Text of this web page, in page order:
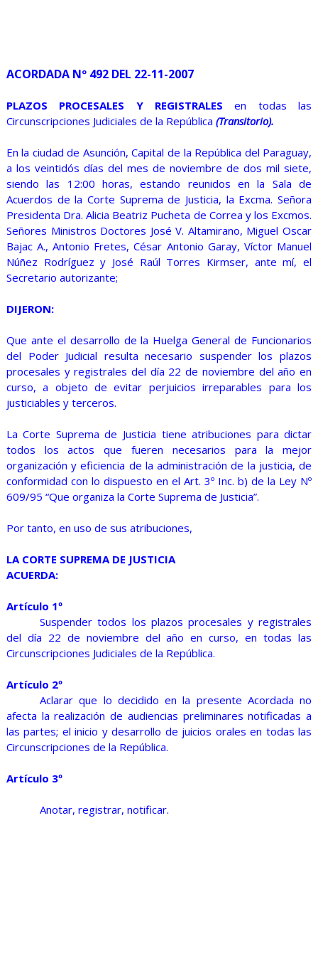
ACORDADA Nº 492 DEL 22-11-2007
PLAZOS PROCESALES Y REGISTRALES en todas las
Circunscripciones Judiciales de la República (Transitorio).
En la ciudad de Asunción, Capital de la República del Paraguay,
a los veintidós días del mes de noviembre de dos mil siete,
siendo las 12:00 horas, estando reunidos en la Sala de
Acuerdos de la Corte Suprema de Justicia, la Excma. Señora
Presidenta Dra. Alicia Beatriz Pucheta de Correa y los Excmos.
Señores Ministros Doctores José V. Altamirano, Miguel Oscar
Bajac A., Antonio Fretes, César Antonio Garay, Víctor Manuel
Núñez Rodríguez y José Raúl Torres Kirmser, ante mí, el
Secretario autorizante;
DIJERON:
Que ante el desarrollo de la Huelga General de Funcionarios
del Poder Judicial resulta necesario suspender los plazos
procesales y registrales del día 22 de noviembre del año en
curso, a objeto de evitar perjuicios irreparables para los
justiciables y terceros.
La Corte Suprema de Justicia tiene atribuciones para dictar
todos los actos que fueren necesarios para la mejor
organización y eficiencia de la administración de la justicia, de
conformidad con lo dispuesto en el Art. 3º Inc. b) de la Ley Nº
609/95 “Que organiza la Corte Suprema de Justicia”.
Por tanto, en uso de sus atribuciones,
LA CORTE SUPREMA DE JUSTICIA
ACUERDA:
Artículo 1º
Suspender todos los plazos procesales y registrales
del día 22 de noviembre del año en curso, en todas las
Circunscripciones Judiciales de la República.
Artículo 2º
Aclarar que lo decidido en la presente Acordada no
afecta la realización de audiencias preliminares notificadas a
las partes; el inicio y desarrollo de juicios orales en todas las
Circunscripciones de la República.
Artículo 3º
Anotar, registrar, notificar.